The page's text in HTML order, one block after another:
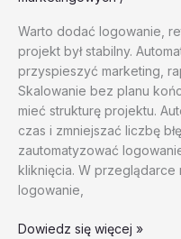
Warto dodać logowanie,
projekt był stabilny.
przyspieszyć marketing,
Skalowanie bez planu
mieć strukturę projektu.
czas i zmniejszać liczbę
zautomatyzować
kliknięcia. W przeglądarce
logowanie,
Najczestsze
Dowiedz się więcej »